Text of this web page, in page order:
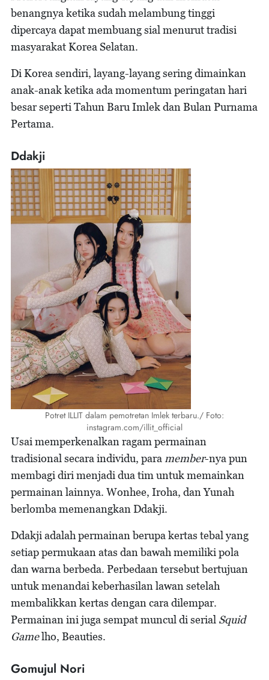
benangnya ketika sudah melambung tinggi
dipercaya dapat membuang sial menurut tradisi
masyarakat Korea Selatan.
Di Korea sendiri, layang-layang sering dimainkan
anak-anak ketika ada momentum peringatan hari
besar seperti Tahun Baru Imlek dan Bulan Purnama
Pertama.
Ddakji
Potret ILLIT dalam pemotretan Imlek terbaru./ Foto:
instagram.com/illit_official
Usai memperkenalkan ragam permainan
tradisional secara individu, para member-nya pun
membagi diri menjadi dua tim untuk memainkan
permainan lainnya. Wonhee, Iroha, dan Yunah
berlomba memenangkan Ddakji.
Ddakji adalah permainan berupa kertas tebal yang
setiap permukaan atas dan bawah memiliki pola
dan warna berbeda. Perbedaan tersebut bertujuan
untuk menandai keberhasilan lawan setelah
membalikkan kertas dengan cara dilempar.
Permainan ini juga sempat muncul di serial Squid
Gamelho, Beauties.
Gomujul Nori